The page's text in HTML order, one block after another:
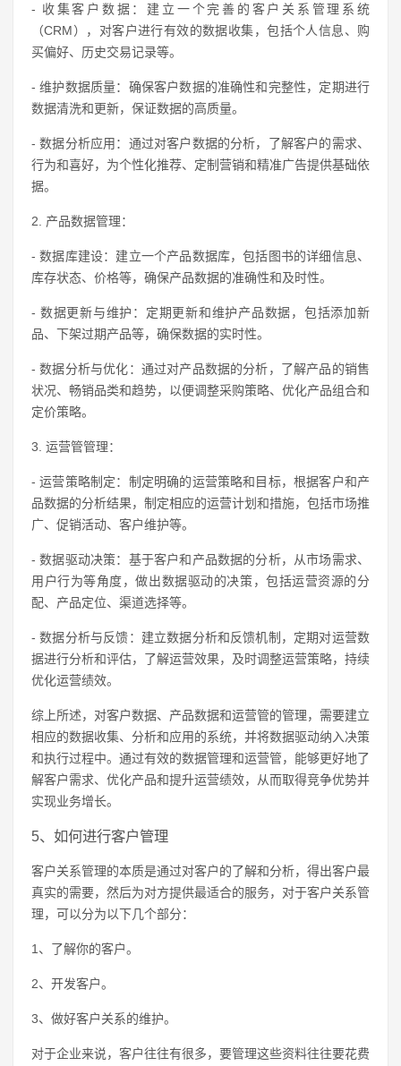
- 收集客户数据：建立一个完善的客户关系管理系统
（CRM），对客户进行有效的数据收集，包括个人信息、购
买偏好、历史交易记录等。
- 维护数据质量：确保客户数据的准确性和完整性，定期进行
数据清洗和更新，保证数据的高质量。
- 数据分析应用：通过对客户数据的分析，了解客户的需求、
行为和喜好，为个性化推荐、定制营销和精准广告提供基础依
据。
2. 产品数据管理：
- 数据库建设：建立一个产品数据库，包括图书的详细信息、
库存状态、价格等，确保产品数据的准确性和及时性。
- 数据更新与维护：定期更新和维护产品数据，包括添加新
品、下架过期产品等，确保数据的实时性。
- 数据分析与优化：通过对产品数据的分析，了解产品的销售
状况、畅销品类和趋势，以便调整采购策略、优化产品组合和
定价策略。
3. 运营管管理：
- 运营策略制定：制定明确的运营策略和目标，根据客户和产
品数据的分析结果，制定相应的运营计划和措施，包括市场推
广、促销活动、客户维护等。
- 数据驱动决策：基于客户和产品数据的分析，从市场需求、
用户行为等角度，做出数据驱动的决策，包括运营资源的分
配、产品定位、渠道选择等。
- 数据分析与反馈：建立数据分析和反馈机制，定期对运营数
据进行分析和评估，了解运营效果，及时调整运营策略，持续
优化运营绩效。
综上所述，对客户数据、产品数据和运营管的管理，需要建立
相应的数据收集、分析和应用的系统，并将数据驱动纳入决策
和执行过程中。通过有效的数据管理和运营管，能够更好地了
解客户需求、优化产品和提升运营绩效，从而取得竞争优势并
实现业务增长。
5、如何进行客户管理
客户关系管理的本质是通过对客户的了解和分析，得出客户最
真实的需要，然后为对方提供最适合的服务，对于客户关系管
理，可以分为以下几个部分：
1、了解你的客户。
2、开发客户。
3、做好客户关系的维护。
对于企业来说，客户往往有很多，要管理这些资料往往要花费